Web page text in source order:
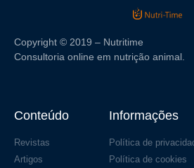
Copyright © 2019 – Nutritime
Consultoria online em nutrição animal.
Conteúdo
Revistas
Artigos
Informações
Política de
Política de cookies